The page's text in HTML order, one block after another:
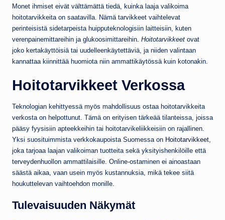
Monet ihmiset eivät välttämättä tiedä, kuinka laaja valikoima
hoitotarvikkeita on saatavilla. Nämä tarvikkeet vaihtelevat
perinteisistä sidetarpeista huipputeknologisiin laitteisiin, kuten
verenpainemittareihin ja glukoosimittareihin. Hoitotarvikkeet ovat
joko kertakäyttöisiä tai uudelleenkäytettäviä, ja niiden valintaan
kannattaa kiinnittää huomiota niin ammattikäytössä kuin kotonakin.
Hoitotarvikkeet Verkossa
Teknologian kehittyessä myös mahdollisuus ostaa hoitotarvikkeita
verkosta on helpottunut. Tämä on erityisen tärkeää tilanteissa, joissa
pääsy fyysisiin apteekkeihin tai hoitotarvikeliikkeisiin on rajallinen.
Yksi suosituimmista verkkokaupoista Suomessa on Hoitotarvikkeet,
joka tarjoaa laajan valikoiman tuotteita sekä yksityishenkilöille että
terveydenhuollon ammattilaisille. Online-ostaminen ei ainoastaan
säästä aikaa, vaan usein myös kustannuksia, mikä tekee siitä
houkuttelevan vaihtoehdon monille.
Tulevaisuuden Näkymät